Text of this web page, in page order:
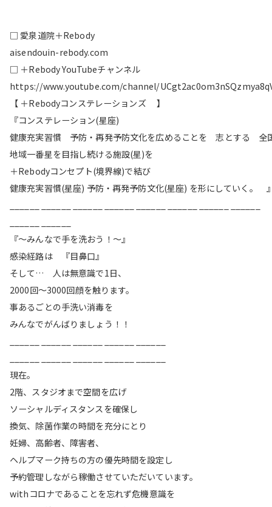
□ 愛泉道院＋Rebody
aisendouin-rebody.com
□ ＋Rebody YouTubeチャンネル
https://www.youtube.com/channel/
【 ＋Rebodyコンステレーションズ 】
『コンステレーション(星座)
健康充実習慣 予防・再発予防文化を広めることを 志とする 全
地域一番星を目指し続ける施設(星)を
＋Rebodyコンセプト(境界線)で結び
健康充実習慣(星座) 予防・再発予防文化(星座) を形にしていく。
『〜みんなで手を洗おう！〜』
感染経路は 『目鼻口』
そして… 人は無意識で1日、
2000回〜3000回顔を触ります。
事あるごとの手洗い消毒を
みんなでがんばりましょう！！
現在。
2階、スタジオまで空間を広げ
ソーシャルディスタンスを確保し
換気、除菌作業の時間を充分にとり
妊婦、高齢者、障害者、
ヘルプマーク持ちの方の優先時間を設定し
予約管理しながら稼働させていただいています。
withコロナであることを忘れず危機意識を